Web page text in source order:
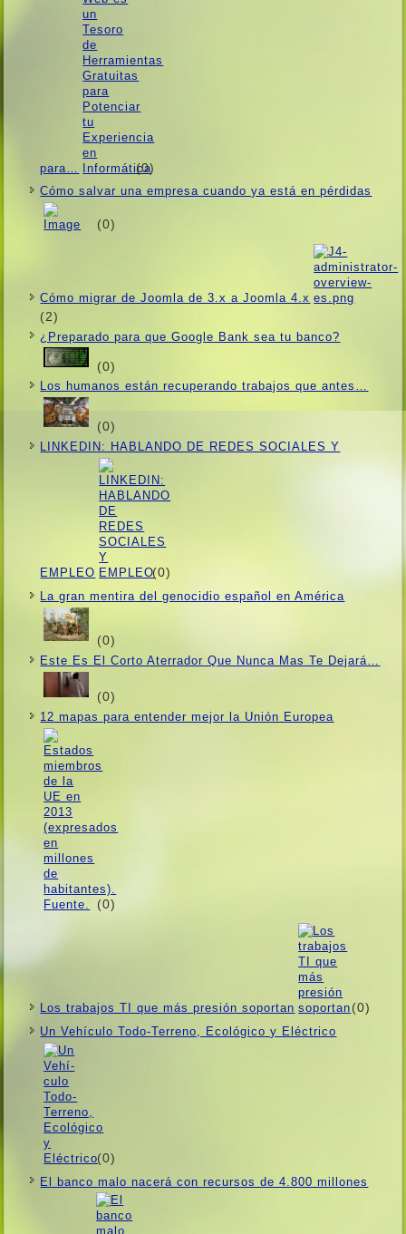
para… (0)
Cómo salvar una empresa cuando ya está en pérdidas
(0)
Cómo migrar de Joomla de 3.x a Joomla 4.x
(2)
¿Preparado para que Google Bank sea tu banco?
(0)
Los humanos están recuperando trabajos que antes…
(0)
LINKEDIN: HABLANDO DE REDES SOCIALES Y
EMPLEO (0)
La gran mentira del genocidio español en América
(0)
Este Es El Corto Aterrador Que Nunca Mas Te Dejará…
(0)
12 mapas para entender mejor la Unión Europea
(0)
Los trabajos TI que más presión soportan (0)
Un Vehí­culo Todo-Terreno, Ecológico y Eléctrico
(0)
El banco malo nacerá con recursos de 4.800 millones